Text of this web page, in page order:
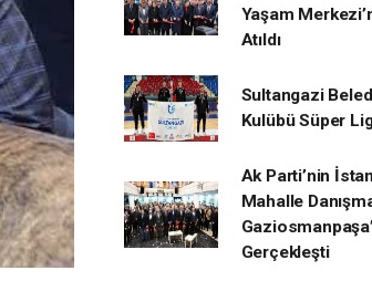
Yaşam
Atıldı
Sultangazi
Kulübü Süper
Ak Parti’nin
Mahalle
Gerçekleşti